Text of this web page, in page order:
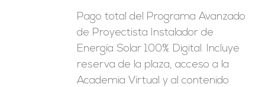
Pago total del Programa Avanzado
de Proyectista Instalador de
Energía Solar 100% Digital. Incluye
reserva de la plaza, acceso a la
Academia Virtual y al contenido